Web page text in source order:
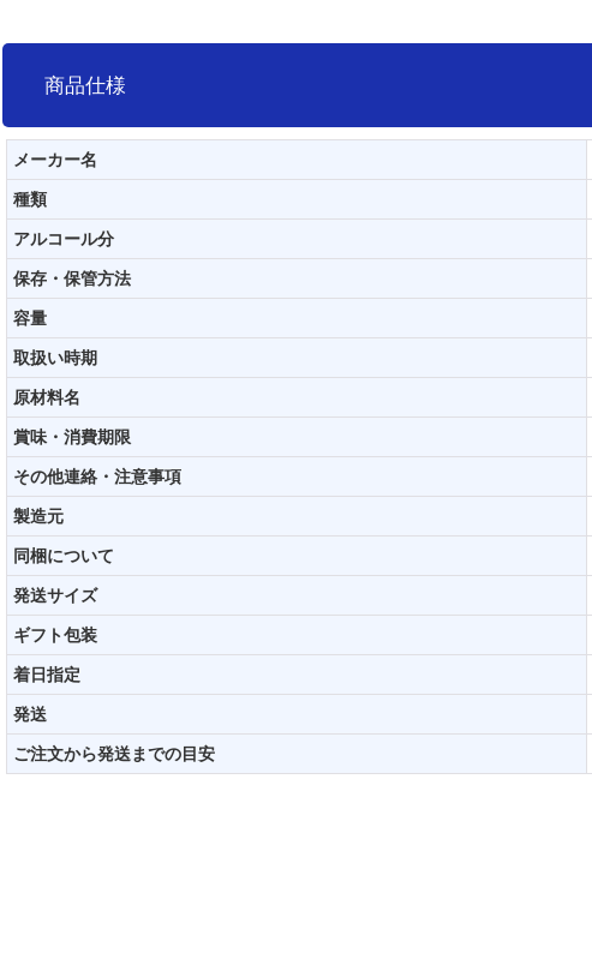
商品仕様
メーカー名
種類
アルコール分
保存・保管方法
容量
取扱い時期
原材料名
賞味・消費期限
その他連絡・注意事項
製造元
同梱について
発送サイズ
ギフト包装
着日指定
発送
ご注文から発送までの目安